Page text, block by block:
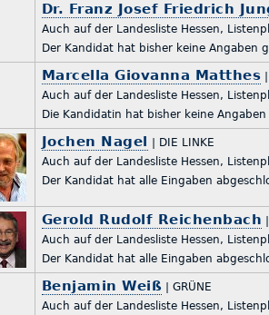
Dr. Franz Josef Friedrich
Auch auf der Landesliste Hessen,
Der Kandidat hat bisher keine
Marcella Giovanna Matthes
Auch auf der Landesliste Hessen,
Die Kandidatin hat bisher keine
Jochen Nagel
| DIE LINKE
Auch auf der Landesliste Hessen,
Der Kandidat hat alle Eingaben
Gerold Rudolf Reichenbach
Auch auf der Landesliste Hessen,
Der Kandidat hat alle Eingaben
Benjamin Weiß | GRÜNE
Auch auf der Landesliste Hessen,